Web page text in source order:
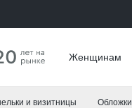
Женщинам
и визитницы Обложки